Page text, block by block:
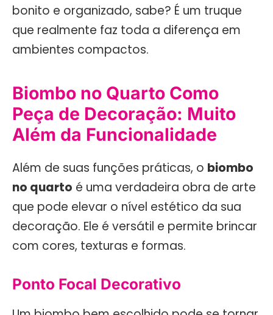
bonito e organizado, sabe? É um truque
que realmente faz toda a diferença em
ambientes compactos.
Biombo no Quarto Como
Peça de Decoração: Muito
Além da Funcionalidade
Além de suas funções práticas, o biombo
no quarto é uma verdadeira obra de arte
que pode elevar o nível estético da sua
decoração. Ele é versátil e permite brincar
com cores, texturas e formas.
Ponto Focal Decorativo